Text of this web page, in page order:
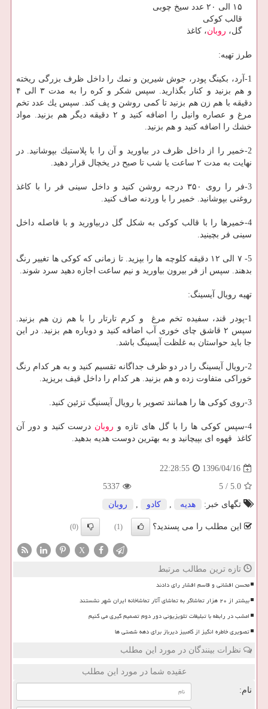
قالب كوكی
گل، روبان، كاغذ
طرز تهیه:
1-آرد، بكینگ پودر، جوش شیرین و نمك را داخل ظرف بزرگی ریخته
و هم بزنید و كنار بگذارید. سپس شكر و كره را به مدت ۳ الی ۴
دقیقه با هم زن هم بزنید تا كمی روشن و پف كند. سپس یك عدد تخم
مرغ و عصاره وانیل را اضافه كنید و ۲ دقیقه دیگر هم بزنید. مواد
خشك را اضافه كنید و هم بزنید.
2-خمیر را از داخل ظرف در بیاورید و آن را با پلاستیك بپوشانید. در
نهایت به مدت ۲ ساعت یا شب تا صبح در یخچال قرار دهید.
3-فر را روی ۳۵۰ درجه روشن كنید و داخل سینی فر را با كاغذ
روغنی بپوشانید. خمیر را با وردنه صاف كنید.
4-خمیرها را با قالب كوكی به شكل گل دربیاورید و با فاصله داخل
سینی فر بچینید.
5- ۷ الی ۱۲ دقیقه كلوچه ها را بپزید. تا زمانی كه كوكی ها تغییر رنگ
بدهند. سپس از فر بیرون بیاورید و نیم ساعت اجازه دهید سرد شوند.
تهیه رویال آیسینگ:
1-پودر قند، سفیده تخم مرغ و كرم تارتار را با هم زن هم بزنید.
سپس ۲ قاشق چای خوری آب اضافه كنید و دوباره هم بزنید. در این
جا باید حواستان به غلظت آیسینگ باشد.
2-رویال آیسینگ را در دو ظرف جداگانه تقسیم كنید و به هر كدام رنگ
خوراكی متفاوت زده و هم بزنید. هر كدام را داخل قیف بریزید.
3-روی كوكی ها را همانند تصویر با رویال آیسنیگ تزئین كنید.
4-سپس كوكی ها را با گل های تازه و روبان درست كنید و دور آن
كاغذ قهوه ای بپیچانید و به بهترین دوست هدیه بدهید.
1396/04/16
22:28:55
5.0
/
5
5337
تگهای خبر:
هدیه , كادو , روبان
این مطلب را می پسندید؟ (1)
(0)
X
تازه ترین مطالب مرتبط
محسن افشانی و قاسم افشار رای دادند
بیشتر از ۲۰ هزار تماشاگر به تماشای آثار تماشاخانه ایران شهر نشستند
امشب در رابطه با تبلیغات تلویزیونی دور دوم تصمیم گیری می کنیم
تصویری خاطره انگیز از کامبیز دیرباز برای دهه شصتی ها
نظرات بینندگان در مورد این مطلب
عقیده شما در مورد این مطلب
نام: